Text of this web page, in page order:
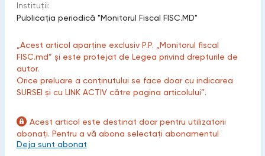
Instituții:
Publicaţia periodică "Monitorul Fiscal FISC.MD"
„Acest articol aparține exclusiv P.P. „Monitorul fiscal
FISC.md” și este protejat de Legea privind drepturile de
autor.
Orice preluare a conținutului se face doar cu indicarea
SURSEI și cu LINK ACTIV către pagina articolului”.
Acest articol este destinat doar pentru utilizatorii
abonați. Pentru a vă abona selectați abonamentul
Deja sunt abonat